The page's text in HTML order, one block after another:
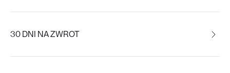
30 DNI NA ZWROT